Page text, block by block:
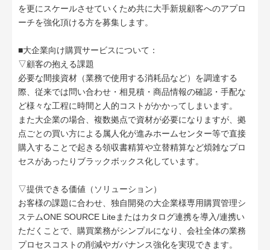
を更にスケールさせていくため共に大手新規顧客へのアプロ
ーチを強化頂ける方を募集します。
■大企業向け購買サービスについて：
▽顧客の抱える課題
必要な間接資材（業務で使用する消耗品など）を調達する
際、従来では問い合わせ・相見積・商品情報の確認・手配な
ど様々な工程に時間と人的コストがかかってしまいます。
また大企業の場合、複数拠点で資材が必要になりますが、拠
点ごとの買い方による属人化が進みホームセンター等で直接
購入することで起きる領収書精算や立替精算など煩雑なプロ
セスがあったりブラックボックス化しています。
▽提供できる価値（ソリューション）
お客様の課題に合わせ、独自開発の大企業様専用購買管理シ
ステムONE SOURCE Liteまたはカタログ連携を導入/連携い
ただくことで、購買業務がシンプルになり、会社全体の業務
プロセスコストの削減やガバナンス強化を実現できます。